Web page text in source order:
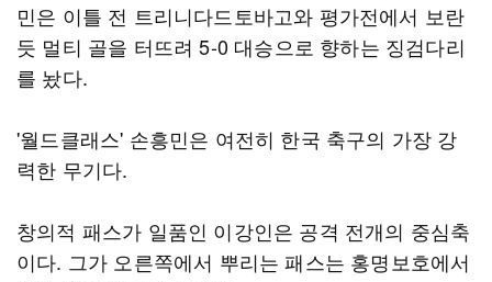
민은 이틀 전 트리니다드토바고와 평가전에서 보란
듯 멀티 골을 터뜨려 5-0 대승으로 향하는 징검다리
를 놨다.
'월드클래스' 손흥민은 여전히 한국 축구의 가장 강
력한 무기다.
창의적 패스가 일품인 이강인은 공격 전개의 중심축
이다. 그가 오른쪽에서 뿌리는 패스는 홍명보호에서